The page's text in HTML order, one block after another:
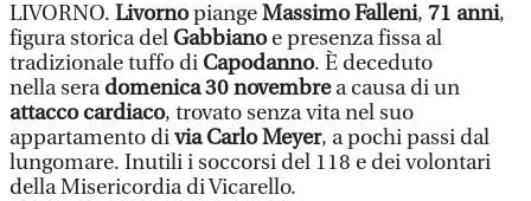
LIVORNO. LivornopiangeMassimo Falleni, 71 anni,
figura storica delGabbianoe presenza fissa al
tradizionale tuffo di Capodanno. È deceduto
nella seradomenica 30 novembrea causa di un
attacco cardiaco, trovato senza vita nel suo
appartamento divia Carlo Meyer, a pochi passi dal
lungomare. Inutili i soccorsi del 118 e dei volontari
della Misericordia di Vicarello.